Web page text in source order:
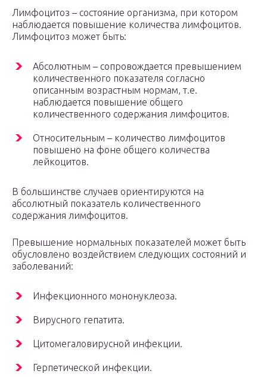
Лимфоцитоз – состояние организма, при котором
наблюдается повышение количества лимфоцитов.
Лимфоцитоз может быть:
Абсолютным – сопровождается превышением
количественного показателя согласно
описанным возрастным нормам, т.е.
наблюдается повышение общего
количественного содержания лимфоцитов.
Относительным – количество лимфоцитов
повышено на фоне общего количества
лейкоцитов.
В большинстве случаев ориентируются на
абсолютный показатель количественного
содержания лимфоцитов.
Превышение нормальных показателей может быть
обусловлено воздействием следующих состояний и
заболеваний:
Инфекционного мононуклеоза.
Вирусного гепатита.
Цитомегаловирусной инфекции.
Герпетической инфекции.